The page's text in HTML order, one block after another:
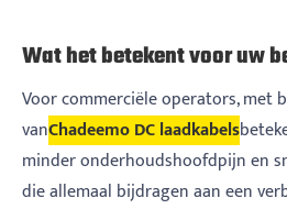
Wat het betekent voor uw
Voor commerciële operators, met
vanChadeemo DC laadkabels
minder onderhoudshoofdpijn en
die allemaal bijdragen aan een